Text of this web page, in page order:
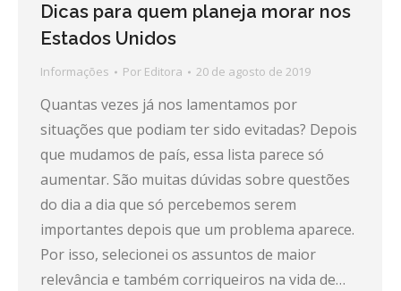
Dicas para quem planeja morar nos
Estados Unidos
Informações Por Editora 20 de agosto de 2019
Quantas vezes já nos lamentamos por
situações que podiam ter sido evitadas? Depois
que mudamos de país, essa lista parece só
aumentar. São muitas dúvidas sobre questões
do dia a dia que só percebemos serem
importantes depois que um problema aparece.
Por isso, selecionei os assuntos de maior
relevância e também corriqueiros na vida de…